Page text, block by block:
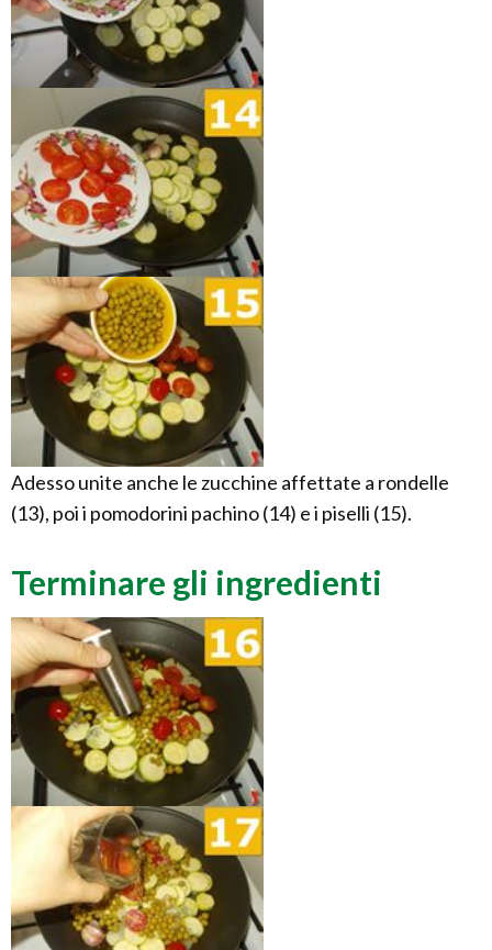
Adesso unite anche le zucchine affettate a rondelle
(13), poi i pomodorini pachino (14) e i piselli (15).
Terminare gli ingredienti